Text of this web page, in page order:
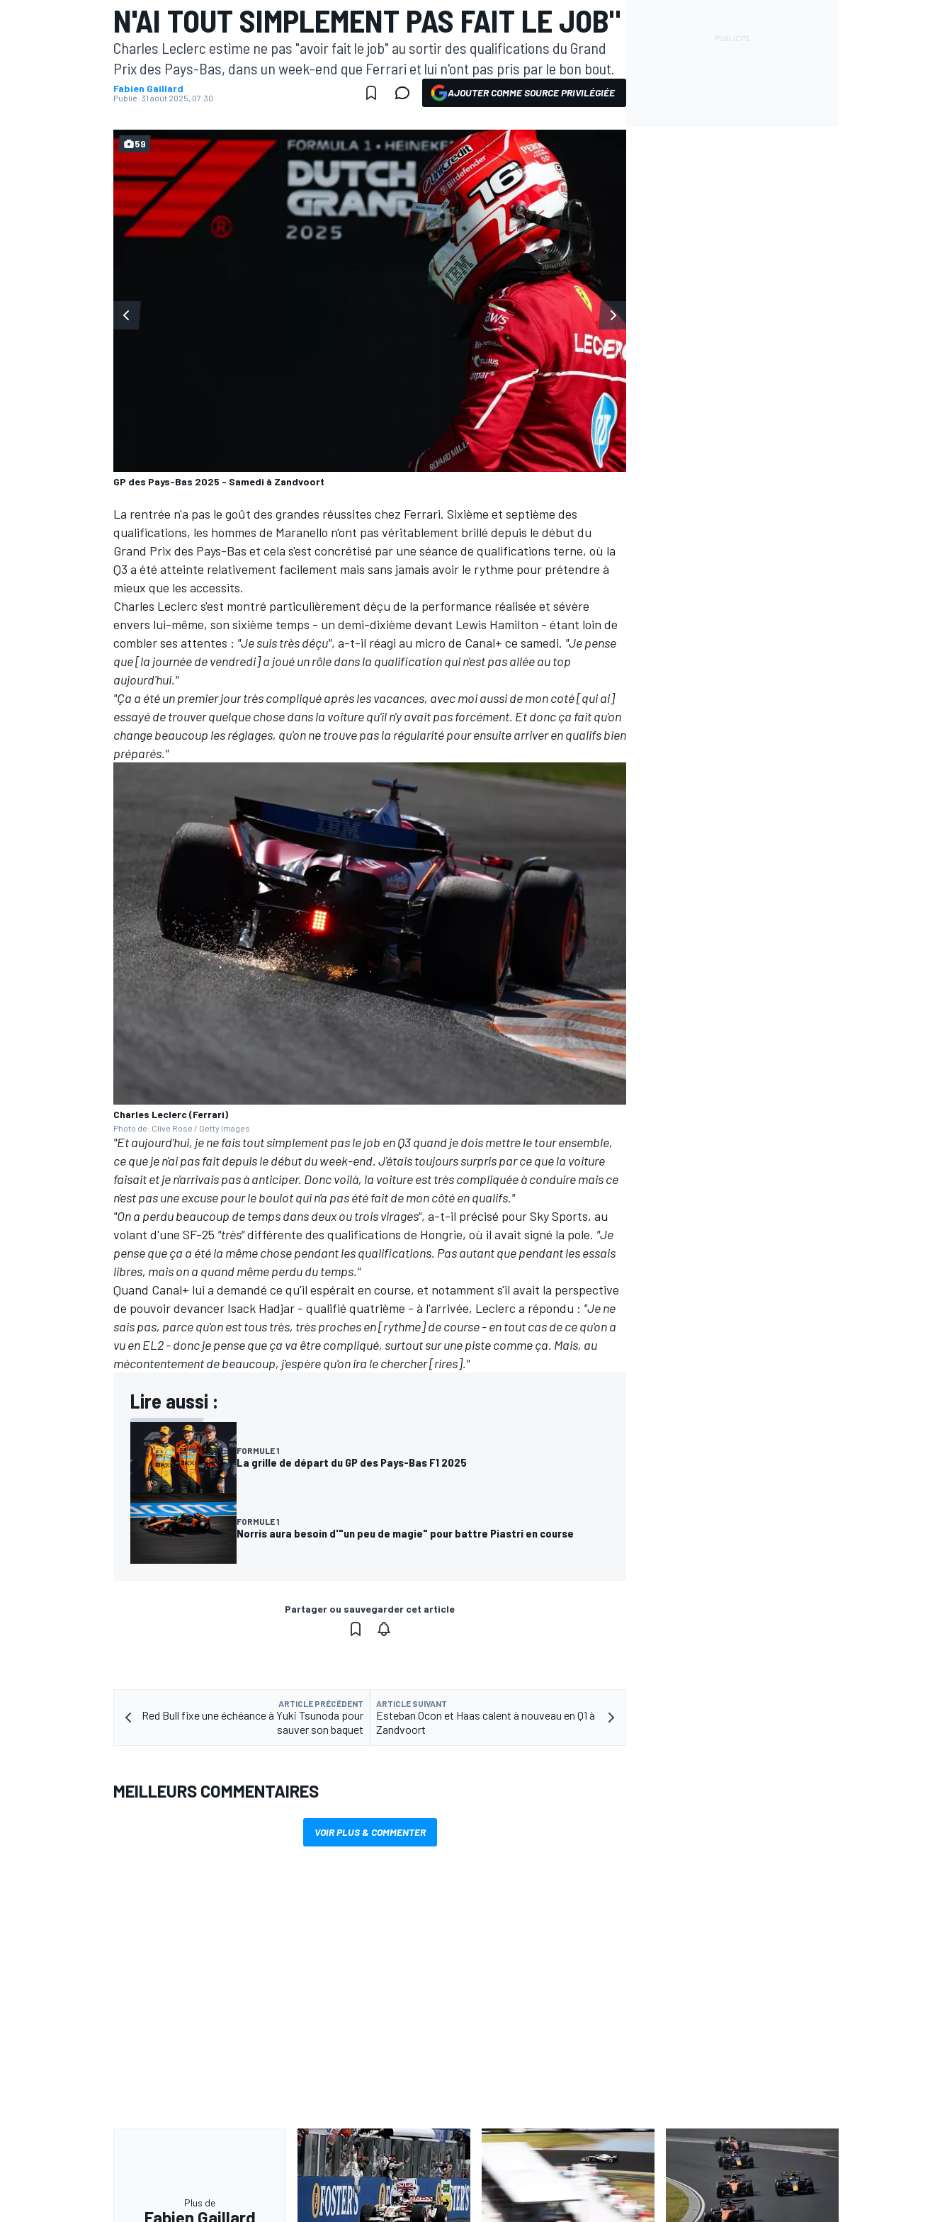
WEC
AUTRES CHAMPIONNATS
N'AI TOUT SIMPLEMENT PAS FAIT LE JOB"
Charles Leclerc estime ne pas "avoir fait le job" au sortir des qualifications du Grand
Prix des Pays-Bas, dans un week-end que Ferrari et lui n'ont pas pris par le bon bout.
Fabien Gaillard
Publié: 31 août 2025, 07:30 AJOUTER COMME SOURCE PRIVILÉGIÉE
GP des Pays-Bas 2025 - Samedi à Zandvoort
59
La rentrée n'a pas le goût des grandes réussites chez Ferrari. Sixième et septième des
qualifications, les hommes de Maranello n'ont pas véritablement brillé depuis le début du
Grand Prix des Pays-Bas et cela s'est concrétisé par une séance de qualifications terne, où la
Q3 a été atteinte relativement facilement mais sans jamais avoir le rythme pour prétendre à
mieux que les accessits.
Charles Leclerc s'est montré particulièrement déçu de la performance réalisée et sévère
envers lui-même, son sixième temps - un demi-dixième devant Lewis Hamilton - étant loin de
combler ses attentes : "Je suis très déçu", a-t-il réagi au micro de Canal+ ce samedi. "Je pense
que [la journée de vendredi] a joué un rôle dans la qualification qui n'est pas allée au top
aujourd'hui."
"Ça a été un premier jour très compliqué après les vacances, avec moi aussi de mon coté [qui ai]
essayé de trouver quelque chose dans la voiture qu'il n'y avait pas forcément. Et donc ça fait qu'on
change beaucoup les réglages, qu'on ne trouve pas la régularité pour ensuite arriver en qualifs bien
préparés."
Charles Leclerc (Ferrari)
Photo de: Clive Rose / Getty Images
"Et aujourd'hui, je ne fais tout simplement pas le job en Q3 quand je dois mettre le tour ensemble,
ce que je n'ai pas fait depuis le début du week-end. J'étais toujours surpris par ce que la voiture
faisait et je n'arrivais pas à anticiper. Donc voilà, la voiture est très compliquée à conduire mais ce
n'est pas une excuse pour le boulot qui n'a pas été fait de mon côté en qualifs."
"On a perdu beaucoup de temps dans deux ou trois virages", a-t-il précisé pour Sky Sports, au
volant d'une SF-25 "très"différente des qualifications de Hongrie, où il avait signé la pole. "Je
pense que ça a été la même chose pendant les qualifications. Pas autant que pendant les essais
libres, mais on a quand même perdu du temps."
Quand Canal+ lui a demandé ce qu'il espérait en course, et notamment s'il avait la perspective
de pouvoir devancer Isack Hadjar - qualifié quatrième - à l'arrivée, Leclerc a répondu : "Je ne
sais pas, parce qu'on est tous très, très proches en [rythme] de course - en tout cas de ce qu'on a
vu en EL2 - donc je pense que ça va être compliqué, surtout sur une piste comme ça. Mais, au
mécontentement de beaucoup, j'espère qu'on ira le chercher [rires]."
Lire aussi :
FORMULE 1
La grille de départ du GP des Pays-Bas F1 2025
FORMULE 1
Norris aura besoin d'"un peu de magie" pour battre Piastri en course
Partager ou sauvegarder cet article
ARTICLE PRÉCÉDENT
Red Bull fixe une échéance à Yuki Tsunoda pour
sauver son baquet
ARTICLE SUIVANT
Esteban Ocon et Haas calent à nouveau en Q1 à
Zandvoort
MEILLEURS COMMENTAIRES
VOIR PLUS & COMMENTER
Plus de
Fabien Gaillard